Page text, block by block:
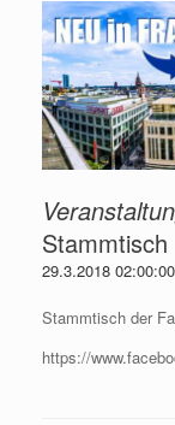
Stammtisch
29.3.2018 02:00:00
Stammtisch der
https://